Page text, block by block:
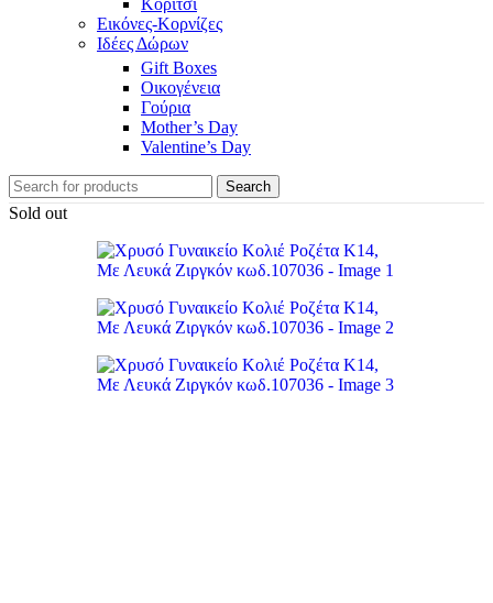
Κορίτσι
Εικόνες-Κορνίζες
Ιδέες Δώρων
Gift Boxes
Οικογένεια
Γούρια
Mother’s Day
Valentine’s Day
Search
Sold out